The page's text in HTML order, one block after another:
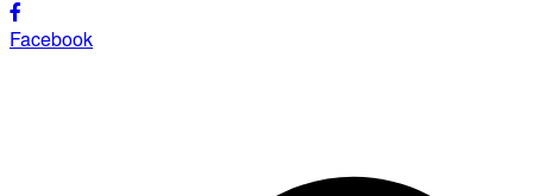
Facebook